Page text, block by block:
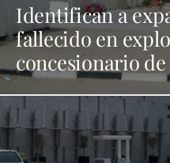
Identifican a
fallecido en
concesionario